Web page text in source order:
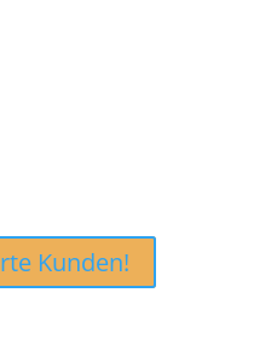
Kunden!